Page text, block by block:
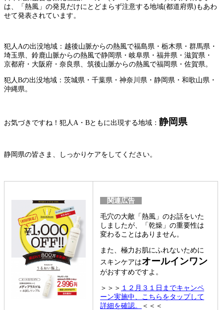
は、「熱風」の発見だけにとどまらず注意する地域(都道府県)もあわ
せて発表されています。
犯人Aの出没地域：越後山脈からの熱風で福島県・栃木県・群馬県・
埼玉県、鈴鹿山脈からの熱風で静岡県・岐阜県・福井県・滋賀県・
京都府・大阪府・奈良県、筑後山脈からの熱風で福岡県・佐賀県。
犯人Bの出没地域：茨城県・千葉県・神奈川県・静岡県・和歌山県・
沖縄県。
お気づきですね！犯人A・Bともに出現する地域： 静岡県
静岡県の皆さま、しっかりケアをしてください。
関連広告
毛穴の大敵「熱風」のお話をいた
しましたが、「乾燥」の重要性は
変わることはありません。
また、極力お肌にふれないために
スキンケアはオールインワン
がおすすめですよ。
＞＞＞ １２月３１日までキャンペ
ーン実施中、こちらをタップして
詳細を確認。
＜＜＜